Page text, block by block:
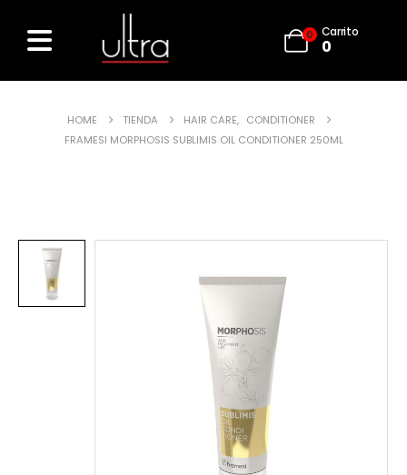
0 Carrito
0
HOME TIENDA HAIR CARE, CONDITIONER
FRAMESI MORPHOSIS SUBLIMIS OIL CONDITIONER 250ML